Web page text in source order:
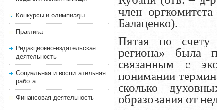
Конкурсы и олимпиады
Практика
Редакционно-издательская
деятельность
Социальная и воспитательная
работа
Финансовая деятельность
член
Балаценко).
Пятая по счету
региона» была
связанным с
понимании
сколько
образования от